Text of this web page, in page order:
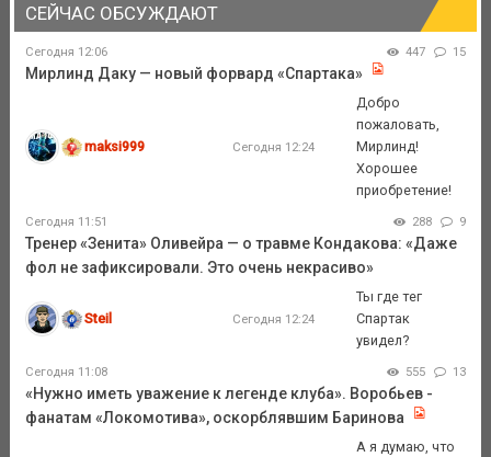
СЕЙЧАС ОБСУЖДАЮТ
Сегодня 12:06 447 15
Мирлинд Даку — новый форвард «Спартака»
maksi999 Сегодня 12:24
Добро
пожаловать,
Мирлинд!
Хорошее
приобретение!
Сегодня 11:51 288 9
Тренер «Зенита» Оливейра — о травме Кондакова: «Даже
фол не зафиксировали. Это очень некрасиво»
Steil Сегодня 12:24
Ты где тег
Спартак
увидел?
Сегодня 11:08 555 13
«Нужно иметь уважение к легенде клуба». Воробьев -
фанатам «Локомотива», оскорблявшим Баринова
А я думаю, что